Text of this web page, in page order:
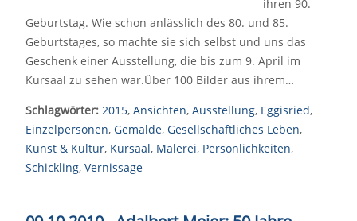
ihren 90.
Geburtstag. Wie schon anlässlich des 80. und 85.
Geburtstages, so machte sie sich selbst und uns das
Geschenk einer Ausstellung, die bis zum 9. April im
Kursaal zu sehen war.Über 100 Bilder aus ihrem…
Schlagwörter: 2015, Ansichten, Ausstellung, Eggisried,
Einzelpersonen, Gemälde, Gesellschaftliches Leben,
Kunst & Kultur, Kursaal, Malerei, Persönlichkeiten,
Schickling, Vernissage